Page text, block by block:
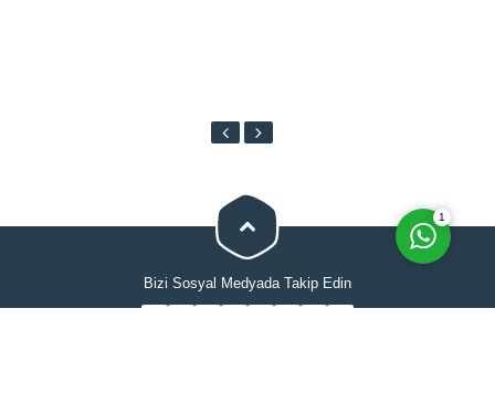
Bizi Sosyal Medyada Takip Edin
1